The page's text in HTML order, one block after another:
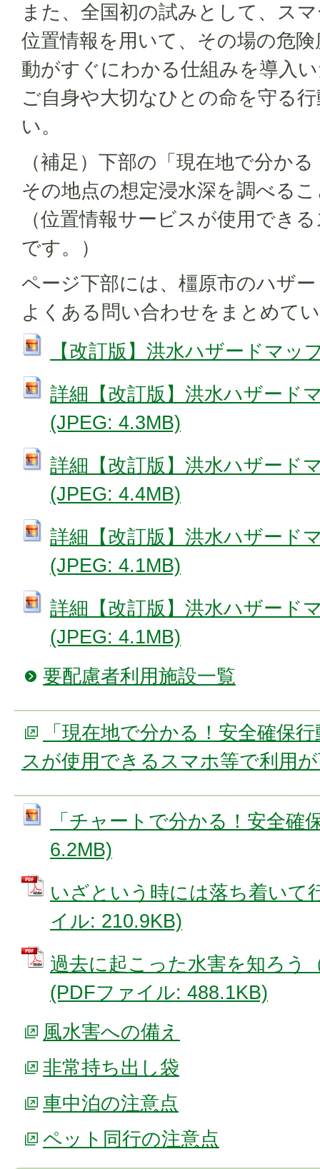
また、全国初の試みとして、ス
位置情報を用いて、その場の危
動がすぐにわかる仕組みを導入
ご自身や大切なひとの命を守る
い。
（補足）下部の「現在地で分か
その地点の想定浸水深を調べる
（位置情報サービスが使用でき
です。）
ページ下部には、橿原市のハザ
よくある問い合わせをまとめて
【改訂版】洪水ハザードマッ
詳細【改訂版】洪水ハザード
(JPEG: 4.3MB)
詳細【改訂版】洪水ハザード
(JPEG: 4.4MB)
詳細【改訂版】洪水ハザード
(JPEG: 4.1MB)
詳細【改訂版】洪水ハザード
(JPEG: 4.1MB)
要配慮者利用施設一覧
「現在地で分かる！安全確保
スが使用できるスマホ等で利用
「チャートで分かる！安全確
6.2MB)
いざという時には落ち着いて
イル: 210.9KB)
過去に起こった水害を知ろう
(PDFファイル: 488.1KB)
風水害への備え
非常持ち出し袋
車中泊の注意点
ペット同行の注意点